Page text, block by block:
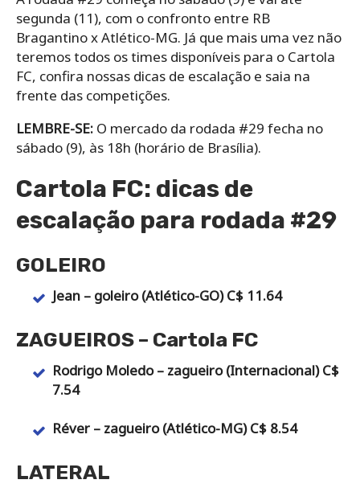
segunda (11), com o confronto entre RB
Bragantino x Atlético-MG. Já que mais uma vez não
teremos todos os times disponíveis para o Cartola
FC, confira nossas dicas de escalação e saia na
frente das competições.
LEMBRE-SE: O mercado da rodada #29 fecha no
sábado (9), às 18h (horário de Brasília).
Cartola FC: dicas de
escalação para rodada #29
GOLEIRO
Jean – goleiro (Atlético-GO) C$ 11.64
ZAGUEIROS – Cartola FC
Rodrigo Moledo – zagueiro (Internacional) C$
7.54
Réver – zagueiro (Atlético-MG) C$ 8.54
LATERAL